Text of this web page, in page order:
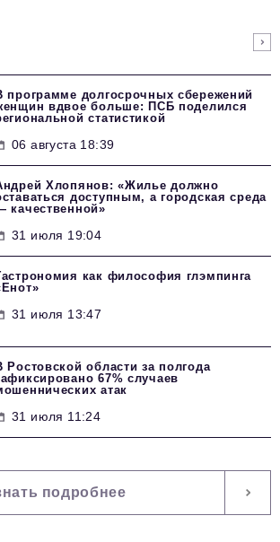
программе долгосрочных сбережений
вдвое больше: ПСБ поделился
статистикой
06 августа 18:39
Хлопянов: «Жилье должно
доступным, а городская среда
качественной»
31 июля 19:04
как философия глэмпинга
31 июля 13:47
Ростовской области за полгода
67% случаев
атак
31 июля 11:24
подробнее